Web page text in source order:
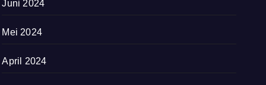
Juni 2024
Mei 2024
April 2024